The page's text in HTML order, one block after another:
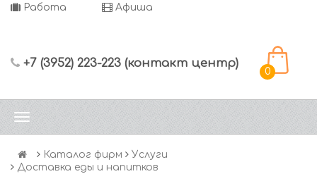
Работа
Афиша
+7 (3952) 223-223 (контакт центр)
0
Каталог фирм
Услуги
Доставка еды и напитков